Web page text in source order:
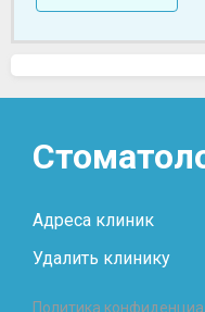
Адреса клиник
Удалить клинику
Политика